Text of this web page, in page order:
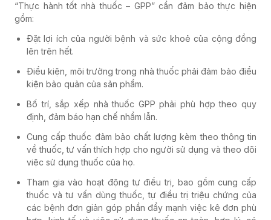
“Thực hành tốt nhà thuốc – GPP” cần đảm bảo thực hiện
gồm:
Đặt lợi ích của người bệnh và sức khoẻ của cộng đồng
lên trên hết.
Điều kiện, môi trường trong nhà thuốc phải đảm bảo điều
kiện bảo quản của sản phẩm.
Bố trí, sắp xếp nhà thuốc GPP phải phù hợp theo quy
định, đảm báo hạn chế nhầm lẫn.
Cung cấp thuốc đảm bảo chất lượng kèm theo thông tin
về thuốc, tư vấn thích hợp cho người sử dụng và theo dõi
việc sử dụng thuốc của họ.
Tham gia vào hoạt động tự điều trị, bao gồm cung cấp
thuốc và tư vấn dùng thuốc, tự điều trị triệu chứng của
các bệnh đơn giản góp phần đẩy mạnh việc kê đơn phù